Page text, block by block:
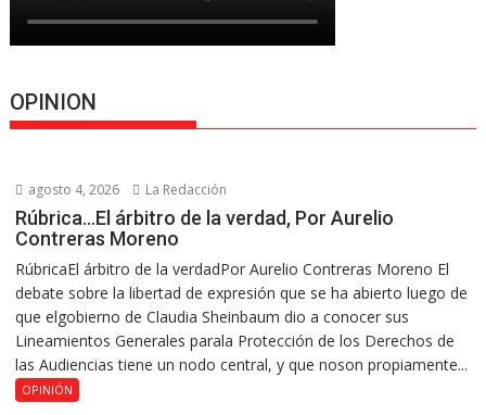
OPINION
agosto 4, 2026 La Redacción
Rúbrica…El árbitro de la verdad, Por Aurelio
Contreras Moreno
RúbricaEl árbitro de la verdadPor Aurelio Contreras Moreno El
debate sobre la libertad de expresión que se ha abierto luego de
que elgobierno de Claudia Sheinbaum dio a conocer sus
Lineamientos Generales parala Protección de los Derechos de
las Audiencias tiene un nodo central, y que noson propiamente...
OPINIÓN